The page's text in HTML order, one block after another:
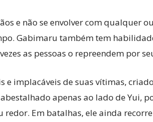
e não se envolver com qualquer
Gabimaru também tem
as pessoas o repreendem por
e implacáveis de suas vítimas,
apenas ao lado de Yui,
Em batalhas, ele ainda